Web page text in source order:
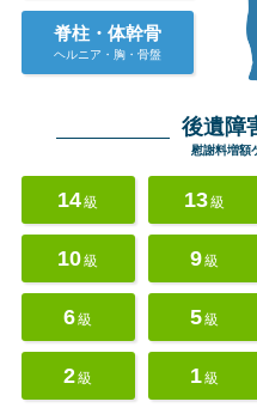
脊柱・体幹骨
ヘルニア・胸・骨盤
後遺障
慰謝料増額
14級 13級
10級 9級
6級 5級
2級 1級